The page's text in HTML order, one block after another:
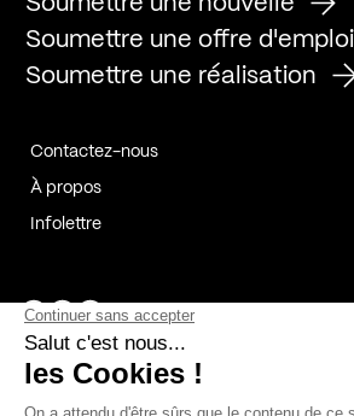
Soumettre une offre d'emploi
Soumettre une réalisation
Contactez-nous
À propos
Infolettre
Page Facebook de Kollectif
Page Instagram de Kollectif
Page Linkedin de Kollectif